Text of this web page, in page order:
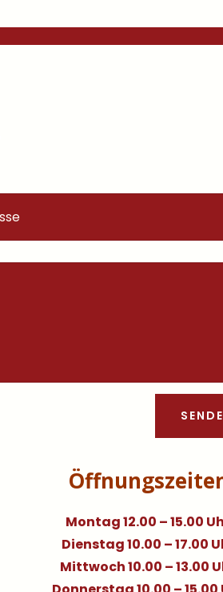
Montag 12.00 – 15.00
Dienstag 10.00 – 17.00
Mittwoch 10.00 – 13.00